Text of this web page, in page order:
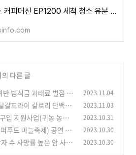
필립스 커피머신 EP1200 세척 청소 유분 제거 석회질 제거 방법(feat.곰팡이)
다른 글
범칙금 과태료 벌점 부
2023.11.04
걀프라이 칼로리 단백질
(0)
2023.11.03
입 지원사업(귀농 농업
지원금) (0)
2023.10.31
푸드 마늘축제) 공연 초
정리 (0)
2023.10.30
수 사망률 높은 암 사망
2023.10.30